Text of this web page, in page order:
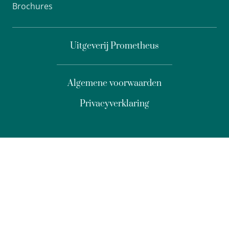
Brochures
Uitgeverij Prometheus
Privacyverklaring
Algemene voorwaarden